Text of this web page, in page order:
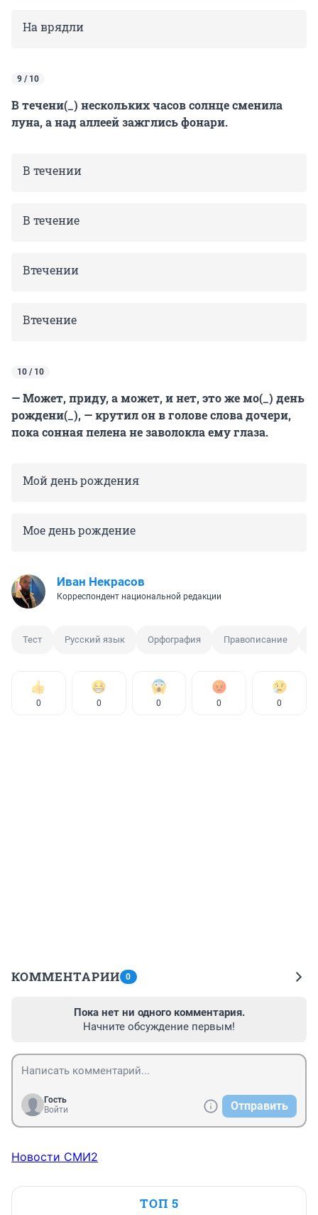
На врядли
9 / 10
В течени(_) нескольких часов солнце сменила
луна, а над аллеей зажглись фонари.
В течении
В течение
Втечении
Втечение
10 / 10
— Может, приду, а может, и нет, это же мо(_) день
рождени(_), — крутил он в голове слова дочери,
пока сонная пелена не заволокла ему глаза.
Мой день рождения
Мое день рождение
Иван Некрасов
Корреспондент национальной редакции
Тест Русский язык Орфография Правописание
0 0 0 0 0
КОММЕНТАРИИ 0
Пока нет ни одного комментария.
Начните обсуждение первым!
Гость
Войти
Отправить
Новости СМИ2
ТОП 5